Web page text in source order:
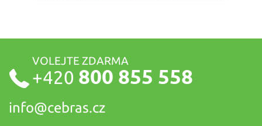
VOLEJTE ZDARMA
+420 800 855 558
info@cebras.cz